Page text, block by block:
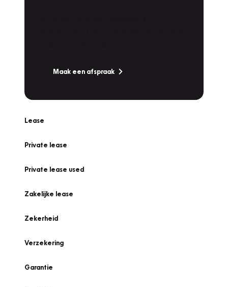
Maak een afspraak
Lease
Private lease
Private lease used
Zakelijke lease
Zekerheid
Verzekering
Garantie